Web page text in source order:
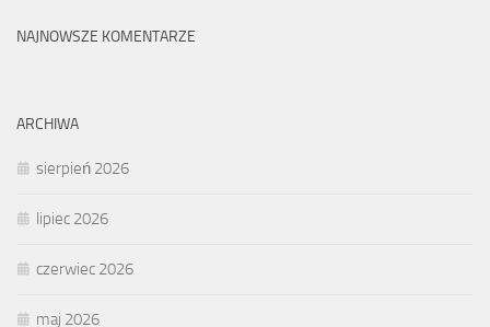
NAJNOWSZE KOMENTARZE
ARCHIWA
sierpień 2026
lipiec 2026
czerwiec 2026
maj 2026